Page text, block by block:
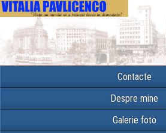
Contacte
Despre mine
Galerie foto